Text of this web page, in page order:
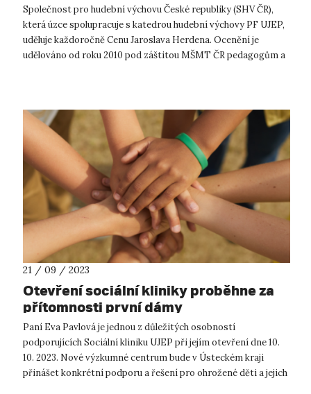
Společnost pro hudební výchovu České republiky (SHV ČR),
která úzce spolupracuje s katedrou hudební výchovy PF UJEP,
uděluje každoročně Cenu Jaroslava Herdena. Ocenění je
udělováno od roku 2010 pod záštitou MŠMT ČR pedagogům a
21 / 09 / 2023
Otevření sociální kliniky proběhne za
přítomnosti první dámy
Paní Eva Pavlová je jednou z důležitých osobností
podporujících Sociální kliniku UJEP při jejím otevření dne 10.
10. 2023. Nové výzkumné centrum bude v Ústeckém kraji
přinášet konkrétní podporu a řešení pro ohrožené děti a jejich